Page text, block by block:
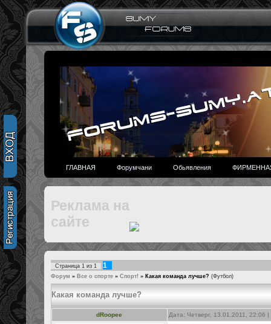
ГЛАВНАЯ Форумчани Обьявления
Реклама на
сайте
Страница 1из 1 1
Форум » Все о спорте » Спорт! » Какая команда лучше? (Футбол)
Какая команда лучше?
dRoopee Дата: Четверг, 13.01.2011, 22:06